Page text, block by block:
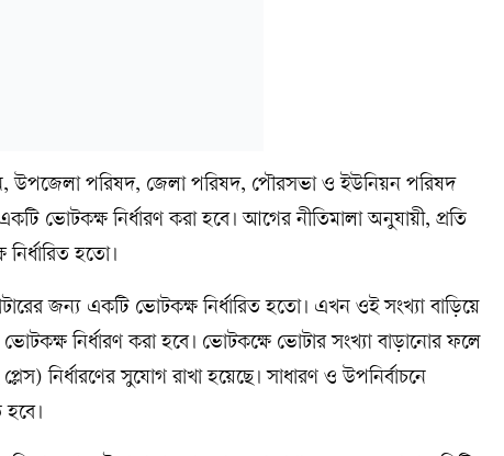
উপজেলা পরিষদ, জেলা পরিষদ, পৌরসভা ও ইউনিয়ন পরিষদ
ভোটকক্ষ নির্ধারণ করা হবে। আগের নীতিমালা অনুযায়ী, প্রতি
হতো।
জন্য একটি ভোটকক্ষ নির্ধারিত হতো। এখন ওই সংখ্যা বাড়িয়ে
নির্ধারণ করা হবে। ভোটকক্ষে ভোটার সংখ্যা বাড়ানোর ফলে
নির্ধারণের সুযোগ রাখা হয়েছে। সাধারণ ও উপনির্বাচনে